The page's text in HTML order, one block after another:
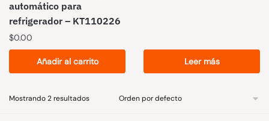
automático para
refrigerador – KT110226
$0.00
Añadir al carrito Leer más
Mostrando 2 resultados